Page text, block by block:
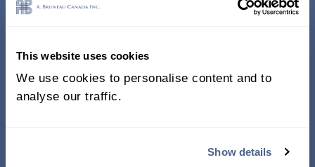
This website uses cookies
We use cookies to personalise content and to
analyse our traffic.
Show details
338, Rue Saint-Antoine E.
Bureau 011, Montréal QC
H2Y 1A3 Canada